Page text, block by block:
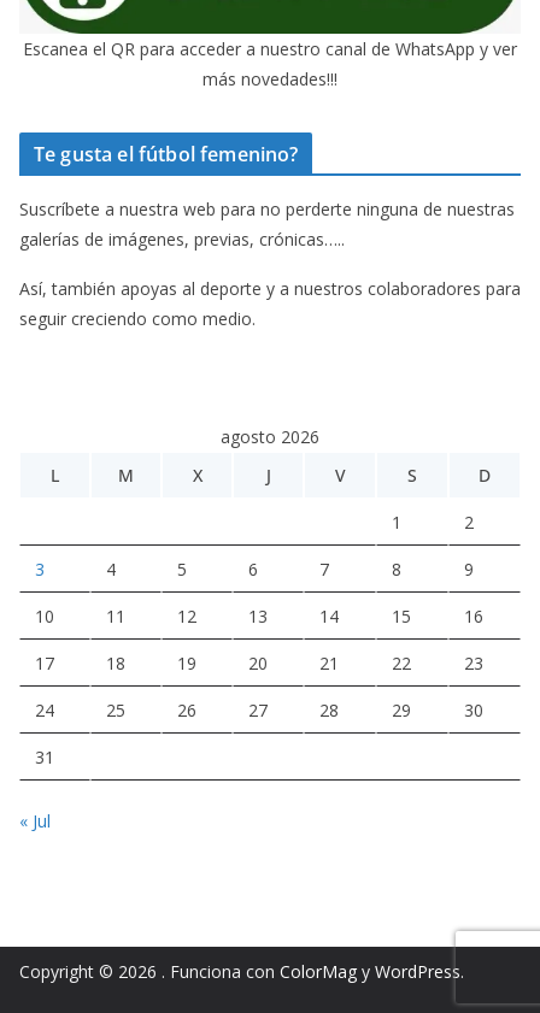
Escanea el QR para acceder a nuestro canal de WhatsApp y ver
más novedades!!!
Te gusta el fútbol femenino?
Suscríbete a nuestra web para no perderte ninguna de nuestras
galerías de imágenes, previas, crónicas…..
Así, también apoyas al deporte y a nuestros colaboradores para
seguir creciendo como medio.
agosto 2026
L
M X J V S D
1 2
3 4 5 6 7 8 9
10 11 12 13 14 15 16
17 18 19 20 21 22 23
24 25 26 27 28 29 30
31
« Jul
Copyright © 2026 . Funciona con ColorMag y WordPress.